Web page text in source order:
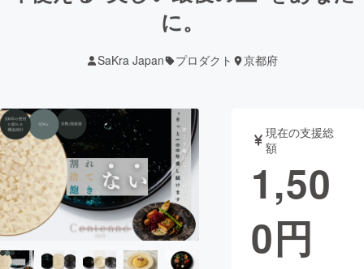
注目の新着プロ
テクノロジー・ガジェット
映像・映画 書籍・雑誌
ビジネス・起業 チャレンジ
に。
SaKra Japan プロダクト 京都府
現在の支援総
額
1,50
0円